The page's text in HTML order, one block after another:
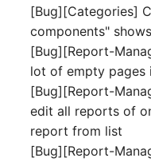
[Bug][Categories]
components"
[Bug][Report-
lot of empty pages
[Bug][Report-
edit all reports of
report from list
[Bug][Report-